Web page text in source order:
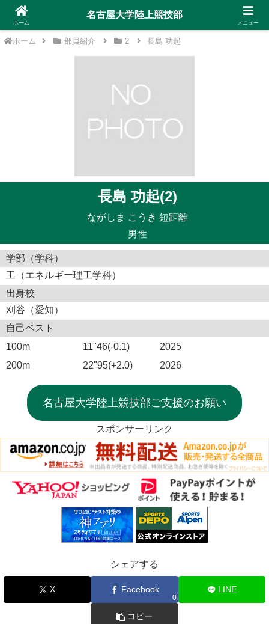
ホーム 部員紹介 2 長島 功起
長島 功起(2)
ながしま こうき 短距離
男性
学部（学科）
工（エネルギー理工学科）
出身校
刈谷（愛知）
自己ベスト
100m
11"46(-0.1)
2025
200m
22"95(+2.0) 2026
名古屋大学陸上競技部ご支援のお願い
スポンサーリンク
シェアする
X Facebook
0
LINE
コピー
ホーム
名古屋大学陸上競技部
メニュー